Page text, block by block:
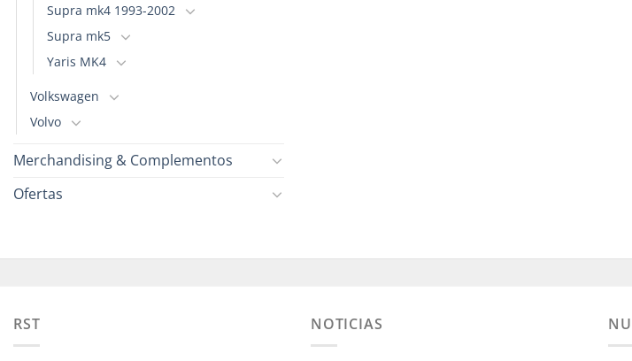
Supra mk4 1993-2002
Supra mk5
Yaris MK4
Volkswagen
Volvo
Merchandising & Complementos
Ofertas
RST NOTICIAS